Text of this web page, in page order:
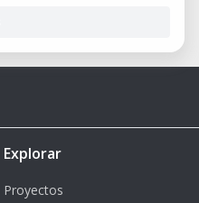
Explorar
Proyectos